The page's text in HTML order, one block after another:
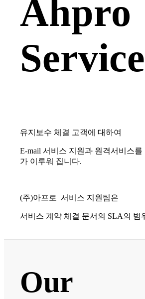
Ahpro
유지보수 체결 고객에 대하여
E-mail 서비스 지원과 원격서비스를
가 이루워 집니다.
(주)아프로 서비스 지원팀은
서비스 계약 체결 문서의 SLA의 범
Our